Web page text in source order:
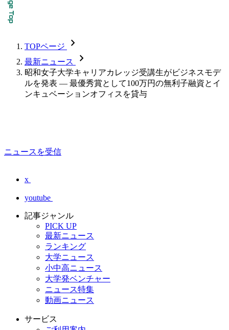
TOPページ chevron_forward
最新ニュース chevron_forward
昭和女子大学キャリアカレッジ受講生がビジネスモデ
ルを発表 — 最優秀賞として100万円の無利子融資とイ
ンキュベーションオフィスを貸与
ニュースを受信
x
youtube
記事ジャンル
PICK UP
最新ニュース
ランキング
大学ニュース
小中高ニュース
大学発ベンチャー
ニュース特集
動画ニュース
サービス